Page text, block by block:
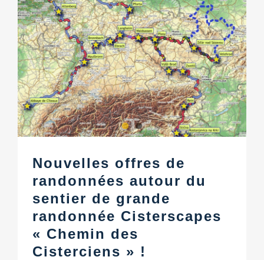
Nouvelles offres de
randonnées autour du
sentier de grande
randonnée Cisterscapes
« Chemin des
Cisterciens » !